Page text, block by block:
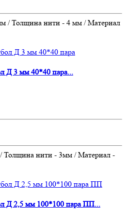
/ Толщина нити - 4 мм / Материал
Д 3 мм 40*40 пара...
Толщина нити - 3мм / Материал -
Д 2,5 мм 100*100 пара ПП...